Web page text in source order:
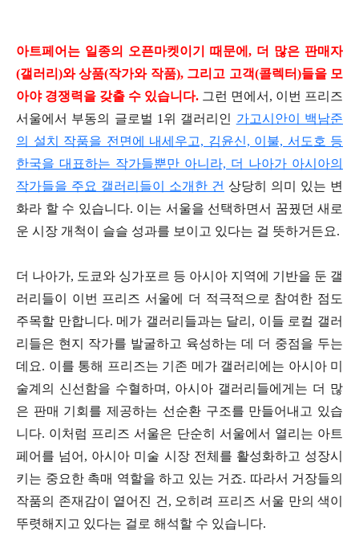
아트페어는 일종의 오픈마켓이기 때문에, 더 많은 판매자
(갤러리)와 상품(작가와 작품), 그리고 고객(콜렉터)들을 모
아야 경쟁력을 갖출 수 있습니다. 그런 면에서, 이번 프리즈
서울에서 부동의 글로벌 1위 갤러리인 가고시안이 백남준
의 설치 작품을 전면에 내세우고, 김윤신, 이불, 서도호 등
한국을 대표하는 작가들뿐만 아니라, 더 나아가 아시아의
작가들을 주요 갤러리들이 소개한 건 상당히 의미 있는 변
화라 할 수 있습니다. 이는 서울을 선택하면서 꿈꿨던 새로
운 시장 개척이 슬슬 성과를 보이고 있다는 걸 뜻하거든요.
더 나아가, 도쿄와 싱가포르 등 아시아 지역에 기반을 둔 갤
러리들이 이번 프리즈 서울에 더 적극적으로 참여한 점도
주목할 만합니다. 메가 갤러리들과는 달리, 이들 로컬 갤러
리들은 현지 작가를 발굴하고 육성하는 데 더 중점을 두는
데요. 이를 통해 프리즈는 기존 메가 갤러리에는 아시아 미
술계의 신선함을 수혈하며, 아시아 갤러리들에게는 더 많
은 판매 기회를 제공하는 선순환 구조를 만들어내고 있습
니다. 이처럼 프리즈 서울은 단순히 서울에서 열리는 아트
페어를 넘어, 아시아 미술 시장 전체를 활성화하고 성장시
키는 중요한 촉매 역할을 하고 있는 거죠. 따라서 거장들의
작품의 존재감이 옅어진 건, 오히려 프리즈 서울 만의 색이
뚜렷해지고 있다는 걸로 해석할 수 있습니다.